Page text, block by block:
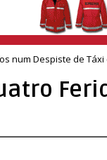
num Despiste de Táxi